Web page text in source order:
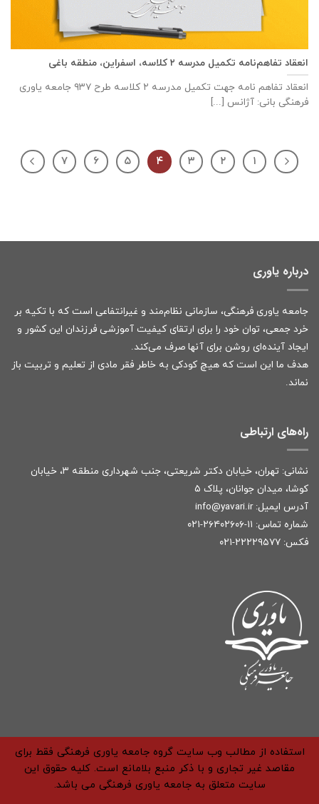
انعقاد تفاهم‌نامه تكميل مدرسه ٢ كلاسه، اسفراين، منطقه باغی
انعقاد تفاهم نامه جهت تكميل مدرسه ٢ كلاسه طرح ۹۳۷ جامعه ياوری
فرهنگی بانی: آژانس [...]
۱ ۲ ۳ ۴ ۵ ۶ ۷
درباره یاوری
جامعه یاوری فرهنگی، سازمانی نظام‌مند و غیرانتفاعی است که با تکیه بر
خرد جمعی، توان خود را برای ارتقای کیفیت آموزشی فرزندان این کشور و
ایجاد آینده‌ای روشن برای آنها صرف می‌کند.
هدف ما این است که هیچ کودکی به خاطر فقر مادی از تعلیم و تربیت باز
نماند.
راه‌های ارتباطی
نشانی: تهران، خیابان دکتر شریعتی، جنب شهرداری منطقه ۳، خیابان
کوشا، میدان جوانان، پلاک ۵
آدرس ایمیل: info@yavari.ir
شماره تماس: ۱۱-۲۶۴۰۲۶۰۶-۰۲۱
فکس: ۲۲۲۲۹۵۷۷-۰۲۱
استفاده از مطالب وب سایت گروه جامعه یاوری فرهنگی فقط برای
مقاصد غیر تجاری و با ذکر منبع بلامانع است. کلیه حقوق این
سایت متعلق به جامعه یاوری فرهنگی می باشد.